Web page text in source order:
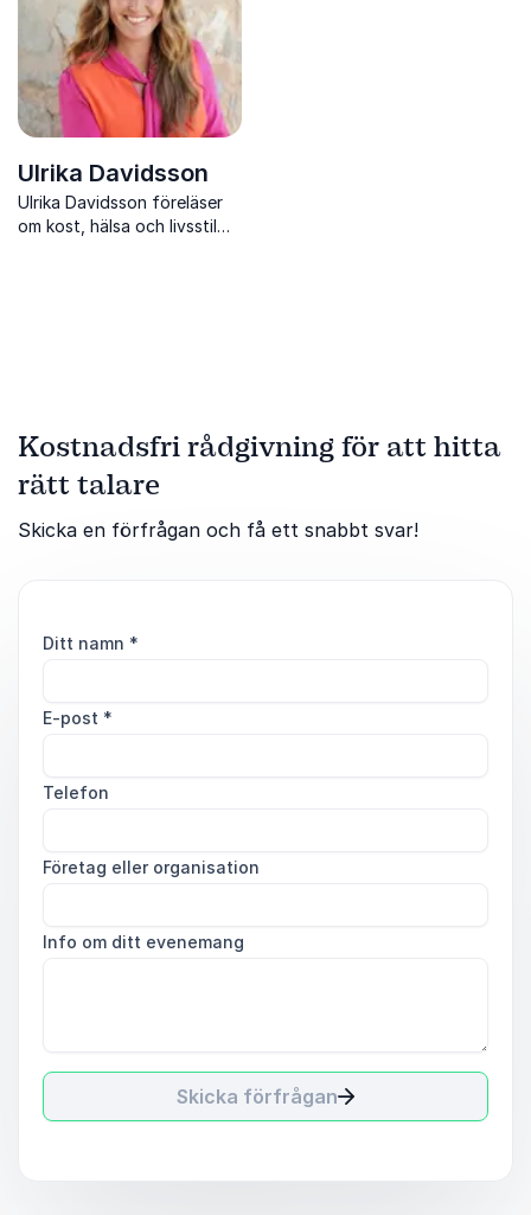
Ulrika Davidsson
Ulrika Davidsson föreläser
om kost, hälsa och livsstil
Kostnadsfri rådgivning för att hitta
rätt talare
Skicka en förfrågan och få ett snabbt svar!
Ditt namn *
E-post *
Telefon
Företag eller organisation
Info om ditt evenemang
Skicka förfrågan